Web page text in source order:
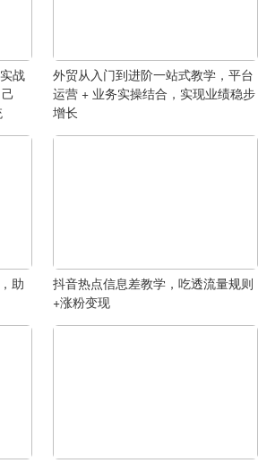
战
外贸从入门到进阶一站式教学，平台
运营 + 业务实操结合，实现业绩稳步
增长
助
抖音热点信息差教学，吃透流量规则
+涨粉变现